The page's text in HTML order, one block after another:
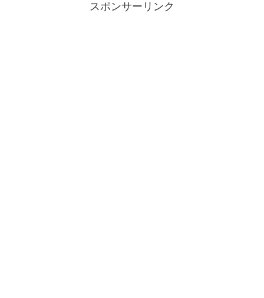
スポンサーリンク